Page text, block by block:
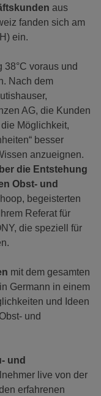
aus
fanden sich am
ein.
38°C voraus und
Nach dem
AG, die Kunden
Möglichkeit,
besser
anzueignen.
die Entstehung
Obst- und
begeisterten
Referat für
die speziell für
mit dem gesamten
Germann in einem
und Ideen
und
und
live von der
erfahrenen